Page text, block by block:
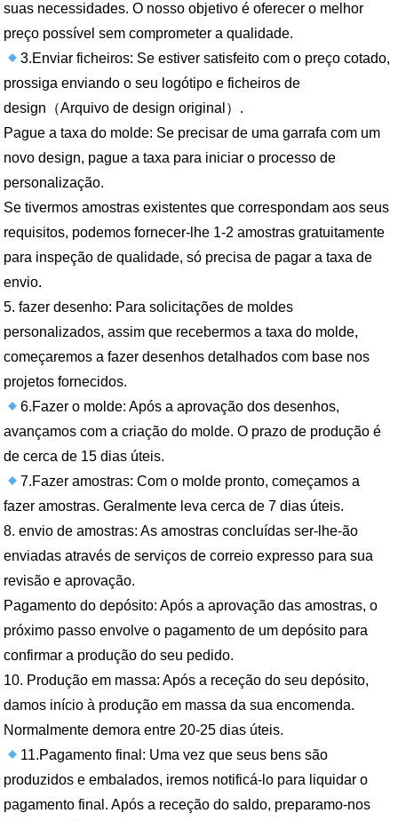
suas necessidades. O nosso objetivo é oferecer o melhor
preço possível sem comprometer a qualidade.
3.Enviar ficheiros: Se estiver satisfeito com o preço cotado,
prossiga enviando o seu logótipo e ficheiros de
design（Arquivo de design original）.
Pague a taxa do molde: Se precisar de uma garrafa com um
novo design, pague a taxa para iniciar o processo de
personalização.
Se tivermos amostras existentes que correspondam aos seus
requisitos, podemos fornecer-lhe 1-2 amostras gratuitamente
para inspeção de qualidade, só precisa de pagar a taxa de
envio.
5. fazer desenho: Para solicitações de moldes
personalizados, assim que recebermos a taxa do molde,
começaremos a fazer desenhos detalhados com base nos
projetos fornecidos.
6.Fazer o molde: Após a aprovação dos desenhos,
avançamos com a criação do molde. O prazo de produção é
de cerca de 15 dias úteis.
7.Fazer amostras: Com o molde pronto, começamos a
fazer amostras. Geralmente leva cerca de 7 dias úteis.
8. envio de amostras: As amostras concluídas ser-lhe-ão
enviadas através de serviços de correio expresso para sua
revisão e aprovação.
Pagamento do depósito: Após a aprovação das amostras, o
próximo passo envolve o pagamento de um depósito para
confirmar a produção do seu pedido.
10. Produção em massa: Após a receção do seu depósito,
damos início à produção em massa da sua encomenda.
Normalmente demora entre 20-25 dias úteis.
11.Pagamento final: Uma vez que seus bens são
produzidos e embalados, iremos notificá-lo para liquidar o
pagamento final. Após a receção do saldo, preparamo-nos